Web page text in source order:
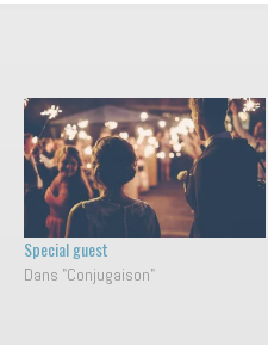
Special guest
Dans "Conjugaison"